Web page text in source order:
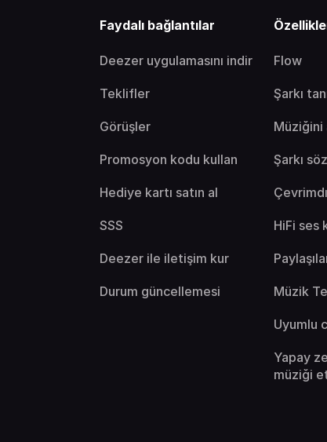
Faydalı bağlantılar
Deezer uygulamasını indir
Teklifler
Görüşler
Promosyon kodu kullan
Hediye kartı satın al
SSS
Deezer ile iletişim kur
Durum güncellemesi
Flow
Şarkı
Şarkı
HiFi ses
Müzik
Uyumlu
Yapay
müziği